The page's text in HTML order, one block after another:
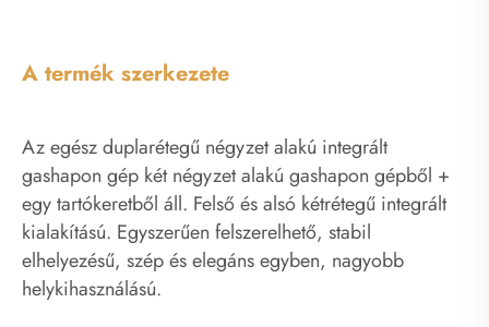
A termék szerkezete
Az egész duplarétegű négyzet alakú integrált
gashapon gép két négyzet alakú gashapon gépből +
egy tartókeretből áll. Felső és alsó kétrétegű integrált
kialakítású. Egyszerűen felszerelhető, stabil
elhelyezésű, szép és elegáns egyben, nagyobb
helykihasználású.